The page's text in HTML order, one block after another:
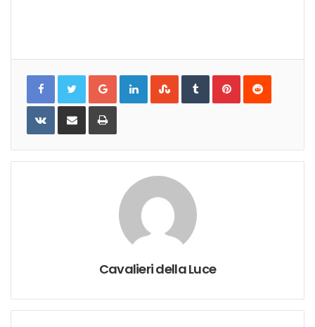
Google+LinkedInStumbleUpon
TumblrPinterestReddit
VKontakteShare
Email
Print
Cavalieri della Luce